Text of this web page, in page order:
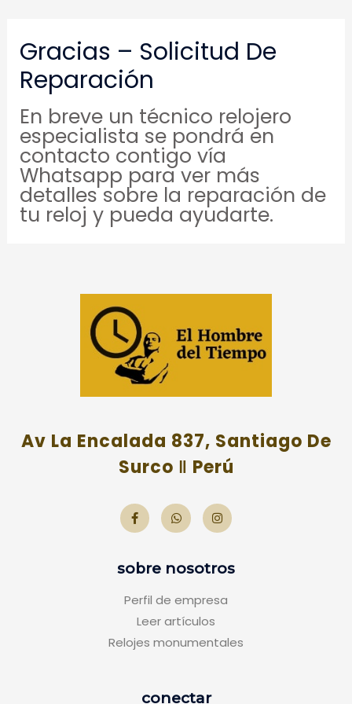
Gracias – Solicitud De
Reparación
En breve un técnico relojero
especialista se pondrá en
contacto contigo vía
Whatsapp para ver más
detalles sobre la reparación de
tu reloj y pueda ayudarte.
Av La Encalada 837, Santiago De
Surco ‖ Perú
sobre nosotros
Perfil de empresa
Leer artículos
Relojes monumentales
conectar